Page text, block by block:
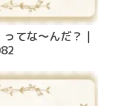
ってな～んだ？ |